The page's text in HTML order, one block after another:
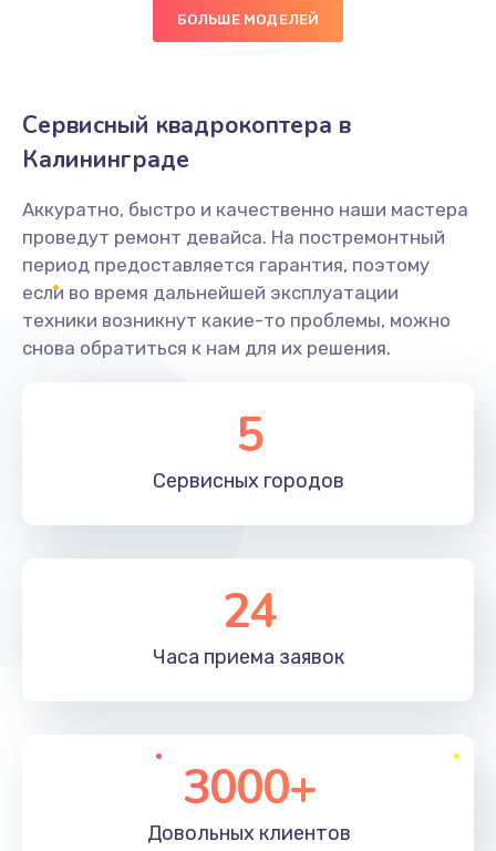
БОЛЬШЕ МОДЕЛЕЙ
Сервисный квадрокоптера в
Калининграде
Аккуратно, быстро и качественно наши мастера
проведут ремонт девайса. На постремонтный
период предоставляется гарантия, поэтому
если во время дальнейшей эксплуатации
техники возникнут какие-то проблемы, можно
снова обратиться к нам для их решения.
5
Сервисных городов
24
Часа приема заявок
3000+
Довольных клиентов